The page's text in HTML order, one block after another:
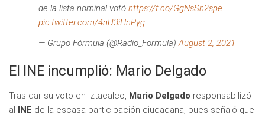
de la lista nominal votó https://t.co/GgNsSh2spe
pic.twitter.com/4nU3iHnPyg
— Grupo Fórmula (@Radio_Formula)August 2, 2021
El INE incumplió: Mario Delgado
Tras dar su voto en Iztacalco, Mario Delgado responsabilizó
al INE de la escasa participación ciudadana, pues señaló que